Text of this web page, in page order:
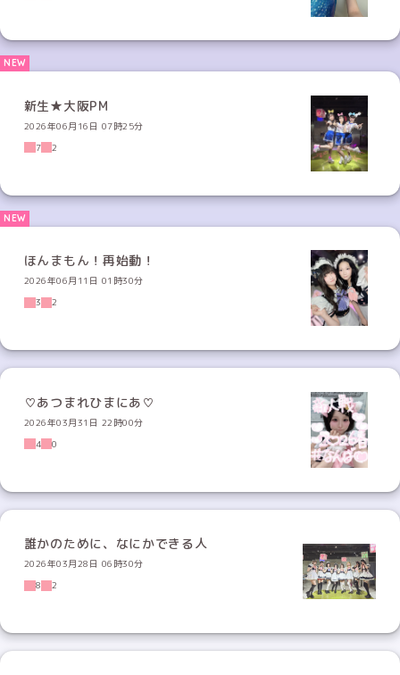
新生★大阪PM
2026年06月16日 07時25分
7
2
ほんまもん！再始動！
2026年06月11日 01時30分
3
2
♡あつまれひまにあ♡
2026年03月31日 22時00分
4
0
誰かのために、なにかできる人
2026年03月28日 06時30分
8
2